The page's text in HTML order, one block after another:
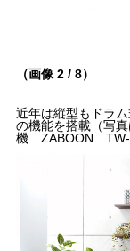
（画像 2 / 8）
近年は縦型もドラ
の機能を搭載（写
機 ZABOON TW-